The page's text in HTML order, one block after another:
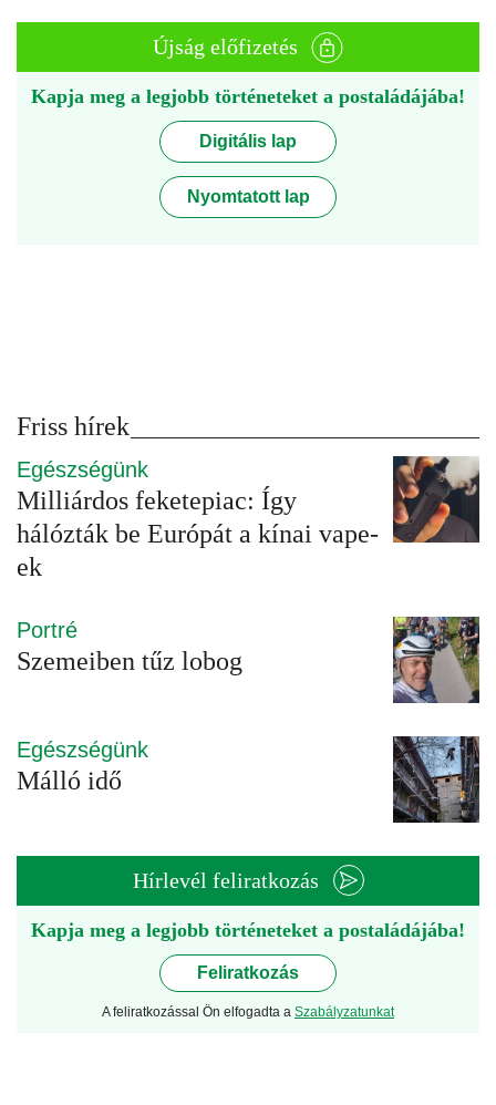
Újság előfizetés
Kapja meg a legjobb történeteket a postaládájába!
Digitális lap
Nyomtatott lap
Friss hírek
Egészségünk
Milliárdos feketepiac: Így
hálózták be Európát a kínai vape-
ek
Portré
Szemeiben tűz lobog
Egészségünk
Málló idő
Hírlevél feliratkozás
Kapja meg a legjobb történeteket a postaládájába!
Feliratkozás
A feliratkozással Ön elfogadta a Szabályzatunkat